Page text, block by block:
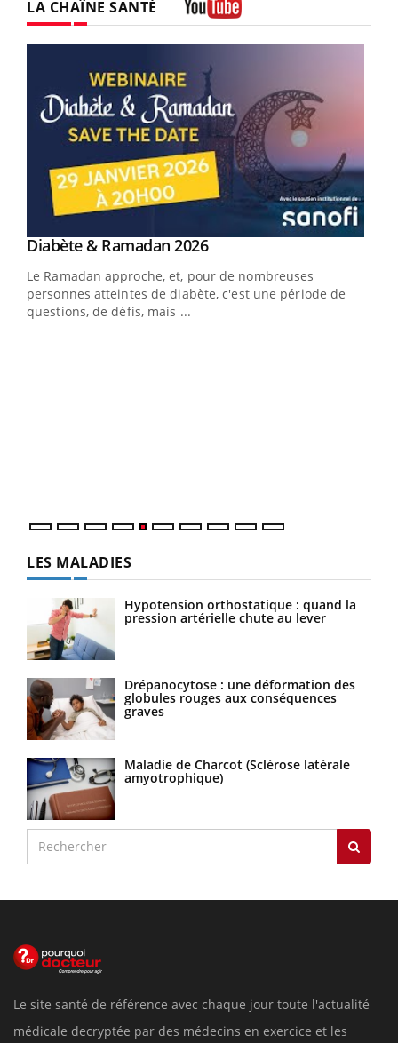
LA CHAÎNE SANTÉ
Youtube
Diabète & Ramadan 2026Youtube
Le Ramadan approche, et, pour de nombreuses
personnes atteintes de diabète, c'est une période de
questions, de défis, mais ...
LES MALADIES
Hypotension orthostatique : quand la
pression artérielle chute au lever
Drépanocytose : une déformation des
globules rouges aux conséquences
graves
Maladie de Charcot (Sclérose latérale
amyotrophique)
Le site santé de référence avec chaque jour toute l'actualité
médicale decryptée par des médecins en exercice et les